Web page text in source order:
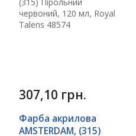
307,10 грн.
Фарба акрилова
AMSTERDAM, (315)